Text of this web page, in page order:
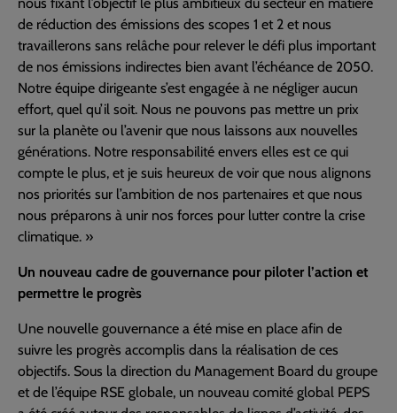
de réduction des émissions des scopes 1 et 2 et nous
travaillerons sans relâche pour relever le défi plus important
de nos émissions indirectes bien avant l’échéance de 2050.
Notre équipe dirigeante s’est engagée à ne négliger aucun
effort, quel qu’il soit. Nous ne pouvons pas mettre un prix
sur la planète ou l’avenir que nous laissons aux nouvelles
générations. Notre responsabilité envers elles est ce qui
compte le plus, et je suis heureux de voir que nous alignons
nos priorités sur l’ambition de nos partenaires et que nous
nous préparons à unir nos forces pour lutter contre la crise
climatique. »
Un nouveau cadre de gouvernance pour piloter l’action et
permettre le progrès
Une nouvelle gouvernance a été mise en place afin de
suivre les progrès accomplis dans la réalisation de ces
objectifs. Sous la direction du Management Board du groupe
et de l’équipe RSE globale, un nouveau comité global PEPS